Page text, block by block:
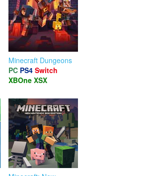
Minecraft Dungeons
PC PS4 Switch
XBOne XSX